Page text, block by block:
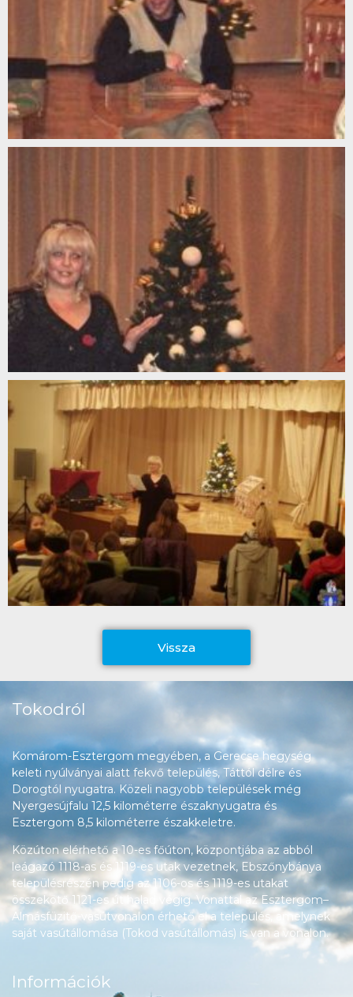
Vissza
Tokodról
Komárom-Esztergom megyében, a Gerecse hegység
keleti nyúlványai alatt fekvő település, Táttól délre és
Dorogtól nyugatra. Közeli nagyobb települések még
Nyergesújfalu 12,5 kilométerre északnyugatra és
Esztergom 8,5 kilométerre északkeletre.
Közúton elérhető a 10-es főúton, központjába az abból
leágazó 1118-as és 1119-es utak vezetnek, Ebszőnybánya
településrészén pedig az 1106-os és 1119-es utakat
összekötő 1121-es út halad végig. Vonattal az Esztergom–
Almásfüzitő-vasútvonalon érhető el a település, amelynek
saját vasútállomása (Tokod vasútállomás) is van a vonalon.
Információk